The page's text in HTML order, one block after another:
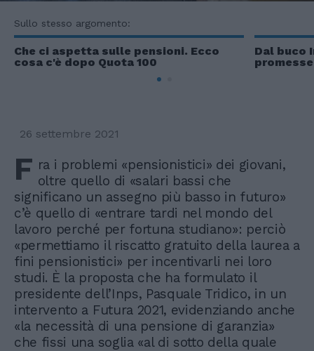
Sullo stesso argomento:
Che ci aspetta sulle pensioni. Ecco
cosa c'è dopo Quota 100
Dal buco
26 settembre 2021
F ra i problemi «pensionistici» dei giovani,
oltre quello di «salari bassi che
significano un assegno più basso in futuro»
c’è quello di «entrare tardi nel mondo del
lavoro perché per fortuna studiano»: perciò
«permettiamo il riscatto gratuito della laurea a
fini pensionistici» per incentivarli nei loro
studi. È la proposta che ha formulato il
presidente dell’Inps, Pasquale Tridico, in un
intervento a Futura 2021, evidenziando anche
«la necessità di una pensione di garanzia»
che fissi una soglia «al di sotto della quale